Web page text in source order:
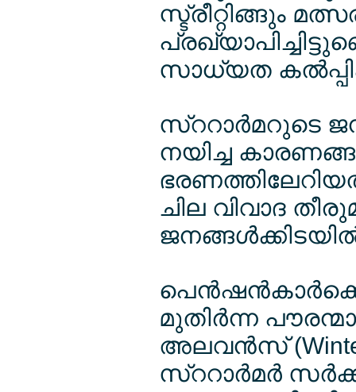
സ്ട്രീറ്റിങ്ങും
സാധ്യത
സ്ററാര്‍മറുടെ
നയിച്ച
ചില വിവാദ
മുതിര്‍ന്ന
അലവന്‍സ് (Winter
സ്ററാര്‍മര്‍